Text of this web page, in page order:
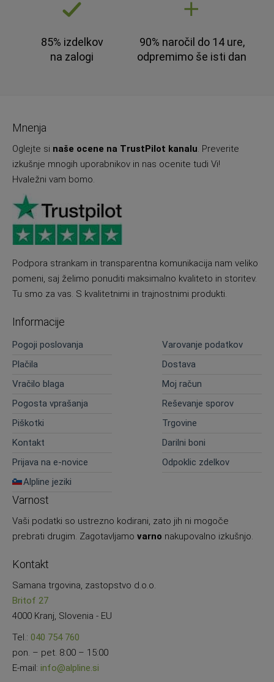
85% izdelkov
na zalogi
90% naročil do 14 ure,
odpremimo še isti dan
Mnenja
Oglejte si naše ocene na TrustPilot kanalu. Preverite
izkušnje mnogih uporabnikov in nas ocenite tudi Vi!
Hvaležni vam bomo.
Podpora strankam in transparentna komunikacija nam veliko
pomeni, saj želimo ponuditi maksimalno kvaliteto in storitev.
Tu smo za vas. S kvalitetnimi in trajnostnimi produkti.
Informacije
Pogoji poslovanja
Varovanje podatkov
Plačila
Dostava
Vračilo blaga
Moj račun
Pogosta vprašanja
Reševanje sporov
Piškotki
Trgovine
Kontakt
Darilni boni
Prijava na e-novice
Odpoklic zdelkov
Alpline jeziki
Varnost
Vaši podatki so ustrezno kodirani, zato jih ni mogoče
prebrati drugim. Zagotavljamo varno nakupovalno izkušnjo.
Kontakt
Samana trgovina, zastopstvo d.o.o.
Britof 27
4000 Kranj, Slovenia - EU
Tel.: 040 754 760
pon. – pet. 8:00 – 15:00
E-mail: info@alpline.si